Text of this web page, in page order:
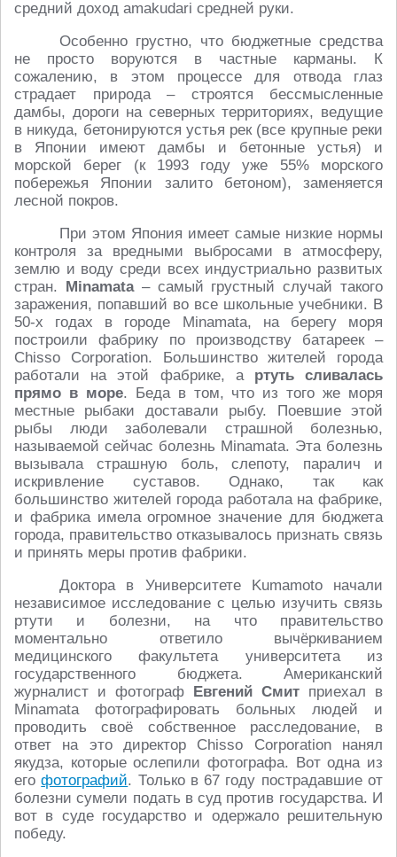
средний доход amakudari средней руки.
Особенно грустно, что бюджетные средства
не просто воруются в частные карманы. К
сожалению, в этом процессе для отвода глаз
страдает природа – строятся бессмысленные
дамбы, дороги на северных территориях, ведущие
в никуда, бетонируются устья рек (все крупные реки
в Японии имеют дамбы и бетонные устья) и
морской берег (к 1993 году уже 55% морского
побережья Японии залито бетоном), заменяется
лесной покров.
При этом Япония имеет самые низкие нормы
контроля за вредными выбросами в атмосферу,
землю и воду среди всех индустриально развитых
стран. Minamata– самый грустный случай такого
заражения, попавший во все школьные учебники. В
50-х годах в городе Minamata, на берегу моря
построили фабрику по производству батареек –
Chisso Corporation. Большинство жителей города
работали на этой фабрике, а ртуть сливалась
прямо в море. Беда в том, что из того же моря
местные рыбаки доставали рыбу. Поевшие этой
рыбы люди заболевали страшной болезнью,
называемой сейчас болезнь Minamata. Эта болезнь
вызывала страшную боль, слепоту, паралич и
искривление суставов. Однако, так как
большинство жителей города работала на фабрике,
и фабрика имела огромное значение для бюджета
города, правительство отказывалось признать связь
и принять меры против фабрики.
Доктора в Университете Kumamoto начали
независимое исследование с целью изучить связь
ртути и болезни, на что правительство
моментально ответило вычёркиванием
медицинского факультета университета из
государственного бюджета. Американский
журналист и фотограф Евгений Смит приехал в
Minamata фотографировать больных людей и
проводить своё собственное расследование, в
ответ на это директор Chisso Corporation нанял
якудза, которые ослепили фотографа. Вот одна из
егофотографий. Только в 67 году пострадавшие от
болезни сумели подать в суд против государства. И
вот в суде государство и одержало решительную
победу.